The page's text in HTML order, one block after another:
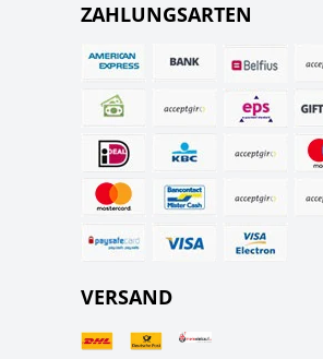
ZAHLUNGSARTEN
VERSAND